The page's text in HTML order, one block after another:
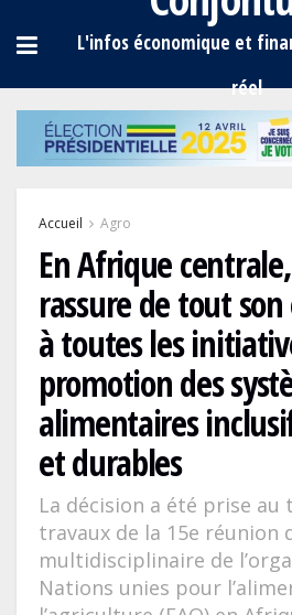
Accueil Agro
En Afrique
rassure de tout
à toutes les
promotion des
alimentaires
et durables
La décision a été prise au
travaux de la 15e réunion
multidisciplinaire de
Nations unies pour